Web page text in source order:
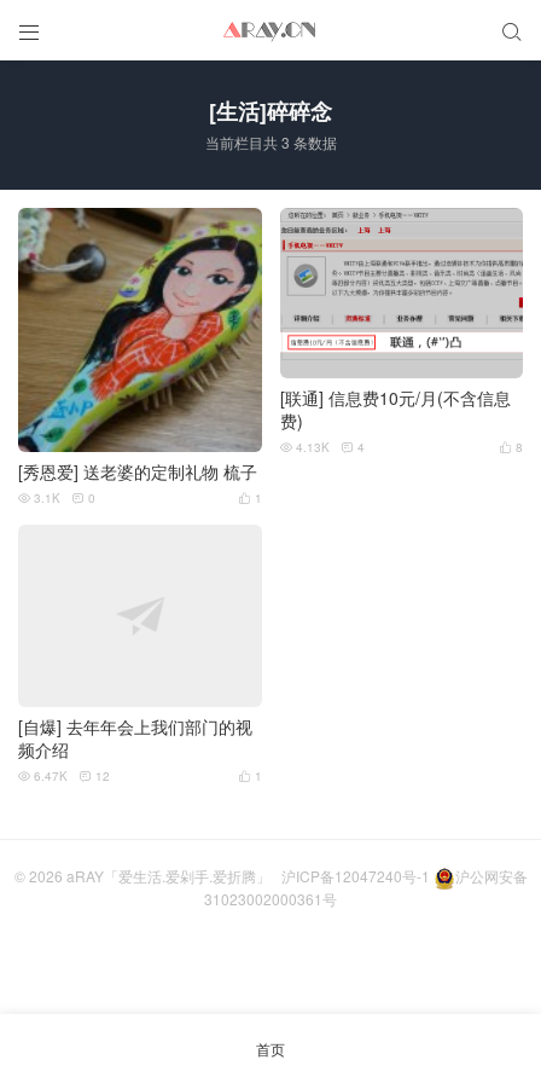
 
[生活]碎碎念
当前栏目共 3 条数据
[秀恩爱] 送老婆的定制礼物 梳子
 1
 3.1K  0
[联通] 信息费10元/月(不含信息
费)
 8
 4.13K  4
[自爆] 去年年会上我们部门的视
频介绍
 1
 6.47K  12
© 2026 aRAY「爱生活.爱剁手.爱折腾」 沪ICP备12047240号-1
沪公网安备
31023002000361号
首页